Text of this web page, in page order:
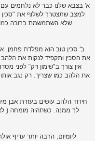
א' בצבא שלנו כבר לא נלחמים עם
למצב שתצטרך לשלוף את
שלא השתמשמת ברובה כמו
ב' סכין טוב הוא מפלדת פחמן.
את הסכין ותקפיד לנקות את הלהב
אין צורך ב"שימון דק" לפני
את הלהב כמו שצריך. רק נגב אותו
חידוד הלהב עושים בעזרת אבן
לך ממנה. כשתהיה מומחה ( לא
ליומיום, הרבה יותר עדיף